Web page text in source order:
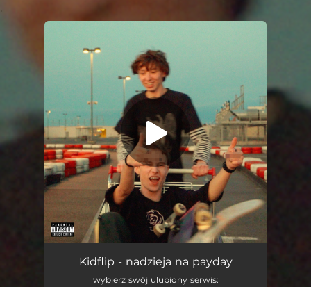
You're all set!
Nadzieja Na Payday 02:12
Kidflip - nadzieja na payday
wybierz swój ulubiony serwis: